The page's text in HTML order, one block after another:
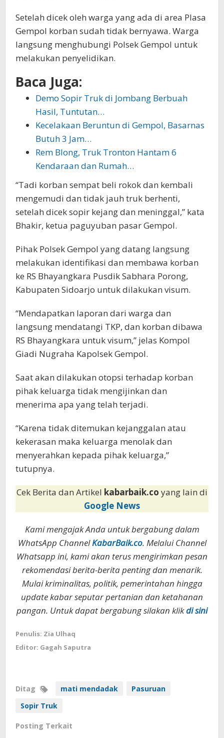
Setelah dicek oleh warga yang ada di area Plasa
Gempol korban sudah tidak bernyawa. Warga
langsung menghubungi Polsek Gempol untuk
melakukan penyelidikan.
Baca Juga:
Demo Sopir Truk di Jombang Berbuah
Hasil, Tuntutan…
Kecelakaan Beruntun di Gempol, Basarnas
Butuh 3 Jam…
Rem Blong, Truk Tronton Hantam 6
Kendaraan dan Rumah…
“Tadi korban sempat beli rokok dan kembali
mengemudi dan tidak jauh truk berhenti,
setelah dicek sopir kejang dan meninggal,” kata
Bhakir, ketua paguyuban pasar Gempol.
Pihak Polsek Gempol yang datang langsung
melakukan identifikasi dan membawa korban
ke RS Bhayangkara Pusdik Sabhara Porong,
Kabupaten Sidoarjo untuk dilakukan visum.
“Mendapatkan laporan dari warga dan
langsung mendatangi TKP, dan korban dibawa
RS Bhayangkara untuk visum,” jelas Kompol
Giadi Nugraha Kapolsek Gempol.
Saat akan dilakukan otopsi terhadap korban
pihak keluarga tidak mengijinkan dan
menerima apa yang telah terjadi.
“Karena tidak ditemukan kejanggalan atau
kekerasan maka keluarga menolak dan
menyerahkan kepada pihak keluarga,”
tutupnya.
Cek Berita dan Artikel kabarbaik.co yang lain di
Google News
Kami mengajak Anda untuk bergabung dalam
WhatsApp ChannelKabarBaik.co. Melalui Channel
Whatsapp ini, kami akan terus mengirimkan pesan
rekomendasi berita-berita penting dan menarik.
Mulai kriminalitas, politik, pemerintahan hingga
update kabar seputar pertanian dan ketahanan
pangan. Untuk dapat bergabung silakan klikdi sini
Penulis: Zia Ulhaq
Editor: Gagah Saputra
Ditag mati mendadak
Pasuruan
Sopir Truk
Posting Terkait